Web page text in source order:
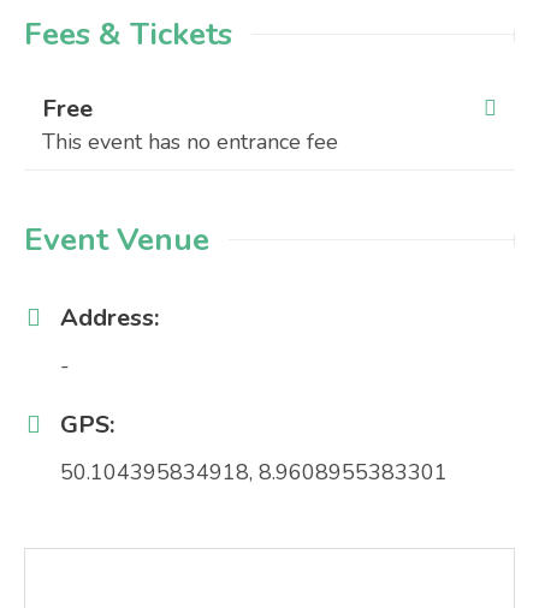
Fees & Tickets
Free
This event has no entrance fee
Event Venue
Address:
-
GPS:
50.104395834918, 8.9608955383301